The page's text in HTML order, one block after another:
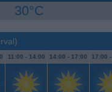
30°C
11:00 - 14:00 14:00 - 17:00 17:00